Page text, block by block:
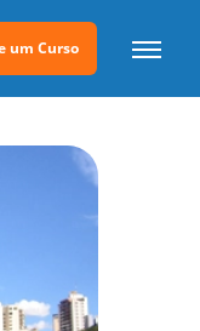
um Curso